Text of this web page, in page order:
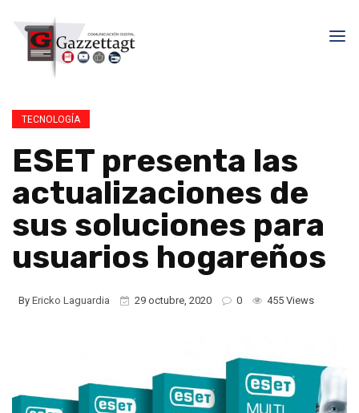
TECNOLOGÍA
ESET presenta las
actualizaciones de
sus soluciones para
usuarios hogareños
By Ericko Laguardia 29 octubre, 2020 0 455 Views